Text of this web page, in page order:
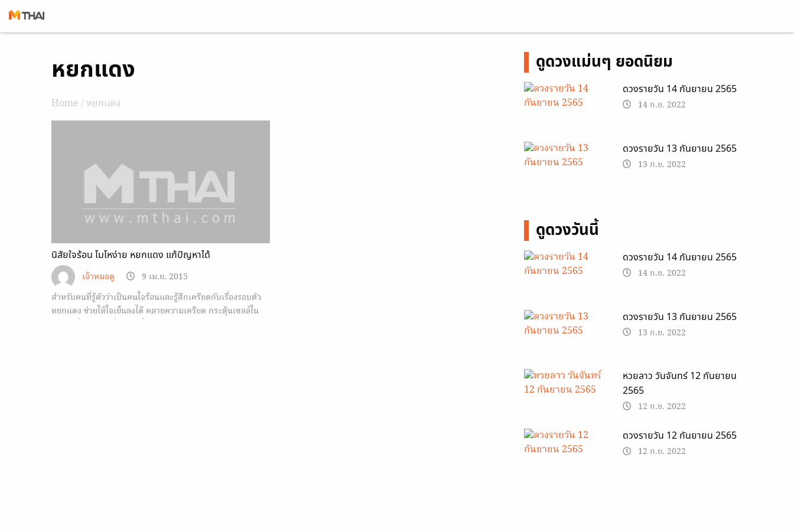
หยกแดง
Home/ หยกแดง
นิสัยใจร้อน โมโหง่าย หยกแดง แก้ปัญหาได้
เจ้าหมอดู
9 เม.ย. 2015
สำหรับคนที่รู้ตัวว่าเป็นคนใจร้อนและรู้สึกเครียดกับเรื่องรอบตัว
หยกแดง ช่วยให้ใจเย็นลงได้ คลายความเครียด กระตุ้นเซลล์ใน
ดูดวงแม่นๆ ยอดนิยม
ดวงรายวัน 14 กันยายน 2565
14 ก.ย. 2022
ดวงรายวัน 13 กันยายน 2565
13 ก.ย. 2022
ดูดวงวันนี้
ดวงรายวัน 14 กันยายน 2565
14 ก.ย. 2022
ดวงรายวัน 13 กันยายน 2565
13 ก.ย. 2022
หวยลาว วันจันทร์ 12 กันยายน
2565
12 ก.ย. 2022
ดวงรายวัน 12 กันยายน 2565
12 ก.ย. 2022